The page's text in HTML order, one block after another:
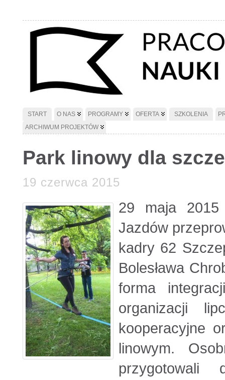
START O NAS PROGRAMY OFERTA SZKOLENIA
ARCHIWUM PROJEKTÓW
Park linowy dla
19 czerwca 2015
29 maja 2015
Jazdów
kadry 62
Bolesława
forma
organizacji
kooperacyjne
linowym.
przygotowali